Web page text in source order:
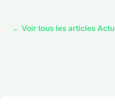
← Voir tous les articles Actu